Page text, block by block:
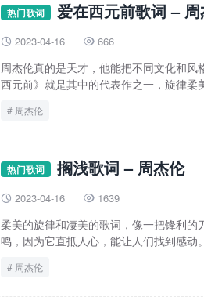
热门歌词 爱在西元前歌词 –
 2023-04-16  666
周杰伦真的是天才，他能把不同文化和
西元前》就是其中的代表作之一，旋律
周杰伦
热门歌词 搁浅歌词 – 周杰伦
 2023-04-16  1639
柔美的旋律和凄美的歌词，像一把锋利
鸣，因为它直抵人心，能让人们找到感
周杰伦